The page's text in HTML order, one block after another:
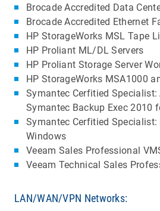
Brocade Accredited Data
Brocade Accredited Ethernet
HP StorageWorks MSL Tape
HP Proliant ML/DL Servers
HP Proliant Storage Server
HP StorageWorks MSA1000
Symantec Cerfitied
Symantec Backup Exec 2010
Symantec Cerfitied
Windows
Veeam Sales Professional
Veeam Technical Sales
LAN/WAN/VPN Networks: